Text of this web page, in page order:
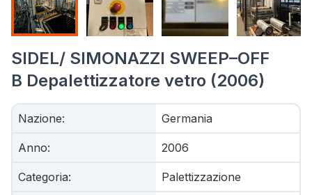
SIDEL/ SIMONAZZI SWEEP–OFF
B Depalettizzatore vetro (2006)
Nazione: Germania
Anno: 2006
Categoria: Palettizzazione